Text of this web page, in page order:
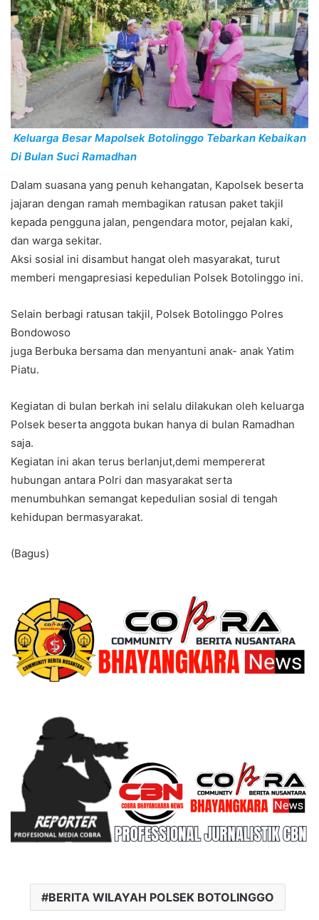
Keluarga Besar Mapolsek Botolinggo Tebarkan Kebaikan
Di Bulan Suci Ramadhan
Dalam suasana yang penuh kehangatan, Kapolsek beserta
jajaran dengan ramah membagikan ratusan paket takjil
kepada pengguna jalan, pengendara motor, pejalan kaki,
dan warga sekitar.
Aksi sosial ini disambut hangat oleh masyarakat, turut
memberi mengapresiasi kepedulian Polsek Botolinggo ini.
Selain berbagi ratusan takjil, Polsek Botolinggo Polres
Bondowoso
juga Berbuka bersama dan menyantuni anak- anak Yatim
Piatu.
Kegiatan di bulan berkah ini selalu dilakukan oleh keluarga
Polsek beserta anggota bukan hanya di bulan Ramadhan
saja.
Kegiatan ini akan terus berlanjut,demi mempererat
hubungan antara Polri dan masyarakat serta
menumbuhkan semangat kepedulian sosial di tengah
kehidupan bermasyarakat.
(Bagus)
BERITA WILAYAH POLSEK BOTOLINGGO